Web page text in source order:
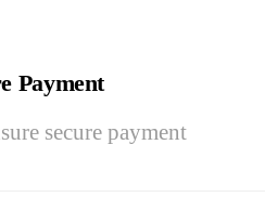
Payment
secure payment